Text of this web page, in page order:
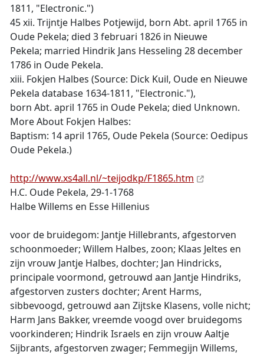
1811, "Electronic.")
45 xii. Trijntje Halbes Potjewijd, born Abt. april 1765 in
Oude Pekela; died 3 februari 1826 in Nieuwe
Pekela; married Hindrik Jans Hesseling 28 december
1786 in Oude Pekela.
xiii. Fokjen Halbes (Source: Dick Kuil, Oude en Nieuwe
Pekela database 1634-1811, "Electronic."),
born Abt. april 1765 in Oude Pekela; died Unknown.
More About Fokjen Halbes:
Baptism: 14 april 1765, Oude Pekela (Source: Oedipus
Oude Pekela.)
http://www.xs4all.nl/~teijodkp/F1865.htm
H.C. Oude Pekela, 29-1-1768
Halbe Willems en Esse Hillenius
voor de bruidegom: Jantje Hillebrants, afgestorven
schoonmoeder; Willem Halbes, zoon; Klaas Jeltes en
zijn vrouw Jantje Halbes, dochter; Jan Hindricks,
principale voormond, getrouwd aan Jantje Hindriks,
afgestorven zusters dochter; Arent Harms,
sibbevoogd, getrouwd aan Zijtske Klasens, volle nicht;
Harm Jans Bakker, vreemde voogd over bruidegoms
voorkinderen; Hindrik Israels en zijn vrouw Aaltje
Sijbrants, afgestorven zwager; Femmegijn Willems,